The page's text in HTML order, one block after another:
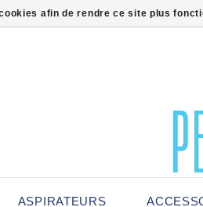
ASPIRATEURS
afin de rendre ce site plus